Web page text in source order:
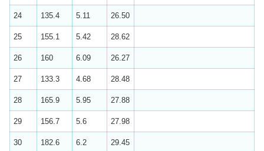
24 135.4 5.11 26.50
25 155.1 5.42 28.62
26 160 6.09 26.27
27 133.3 4.68 28.48
28 165.9 5.95 27.88
29 156.7 5.6 27.98
30 182.6 6.2 29.45